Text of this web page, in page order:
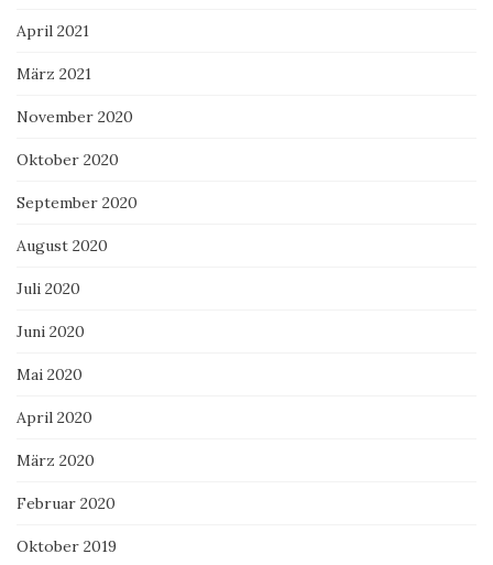
April 2021
März 2021
November 2020
Oktober 2020
September 2020
August 2020
Juli 2020
Juni 2020
Mai 2020
April 2020
März 2020
Februar 2020
Oktober 2019